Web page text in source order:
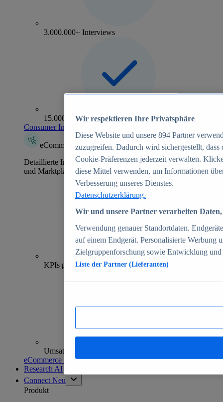
3.000.000+ Interviews
15.000+ Marken
Consumer Insights entdecken
eCommerce Insights
Detaillierte Informationen zu mehr als 39.000 Online-Shops
und Marktplätzen
70+
KPIs pro Shop
Umsatzanalysen und -prognosen
eCommerce Insights entdecken
Research AI
Connect Neu
Produkt
Wir respektieren Ihre Privatsphäre
Diese Website und unsere 894 Partner
zuzugreifen. Dadurch wird sichergestellt,
Cookie-Präferenzen jederzeit verwalten.
diese Mittel verwenden, um Informationen
Verbesserung unseres Dienstes.
Datenschutzerklärung.
Wir und unsere Partner verarbeiten
Verwendung genauer Standortdaten.
auf einem Endgerät. Personalisierte Werbung
Zielgruppenforschung sowie Entwicklung
Liste der Partner (Lieferanten)